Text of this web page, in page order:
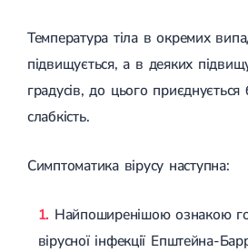
Температура тіла в окремих
підвищується, а в деяких
градусів, до цього приєднується
слабкість.
Симптоматика вірусу наступна:
Найпоширенішою ознакою
вірусної інфекції Епштейна-